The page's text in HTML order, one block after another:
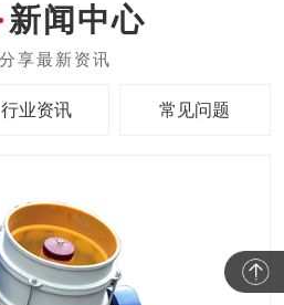
新闻中心
行业资讯 常见问题